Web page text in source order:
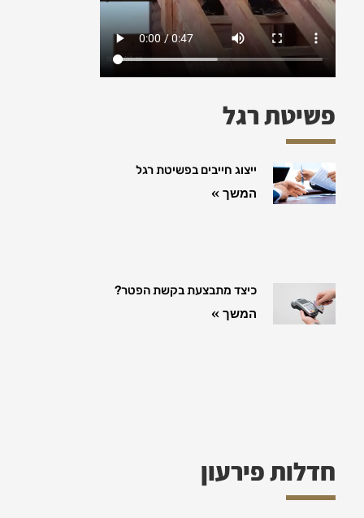
פשיטת רגל
ייצוג חייבים בפשיטת רגל
המשך »
כיצד מתבצעת בקשת הפטר?
המשך »
חדלות פירעון